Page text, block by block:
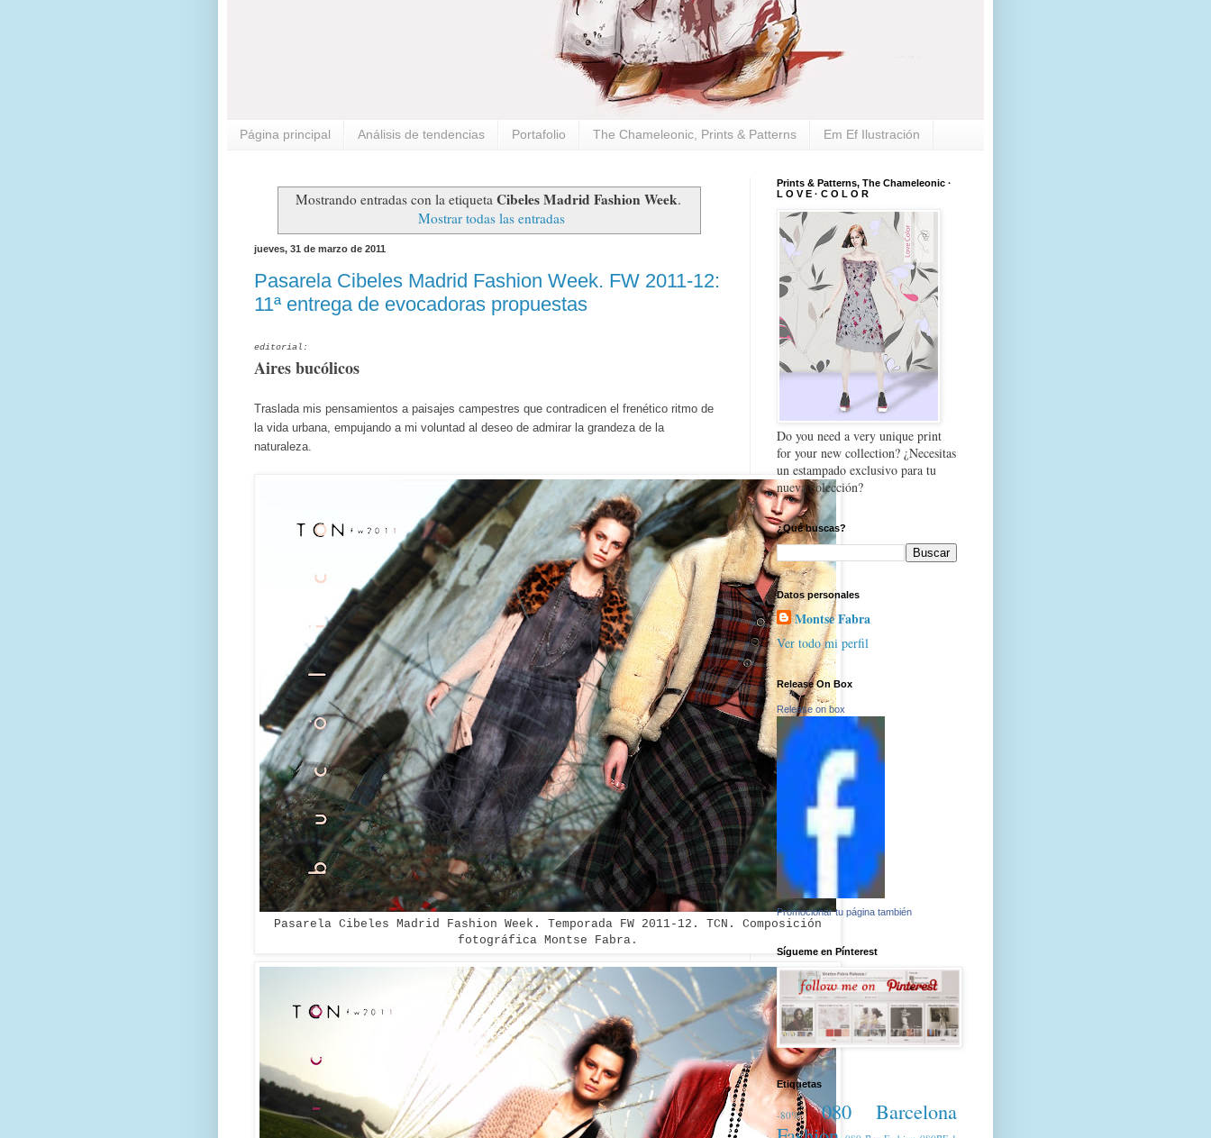
Página principal Análisis de tendencias Portafolio The Chameleonic, Prints & Patterns Em Ef Ilustración
Mostrando entradas con la etiqueta Cibeles Madrid Fashion Week.
Mostrar todas las entradas
jueves, 31 de marzo de 2011
Pasarela Cibeles Madrid Fashion Week. FW 2011-12:
11ª entrega de evocadoras propuestas
editorial:
Aires bucólicos
Traslada mis pensamientos a paisajes campestres que contradicen el frenético ritmo de
la vida urbana, empujando a mi voluntad al deseo de admirar la grandeza de la
naturaleza.
Pasarela Cibeles Madrid Fashion Week. Temporada FW 2011-12. TCN. Composición
fotográfica Montse Fabra .
Prints & Patterns, The Chameleonic ·
L O V E · C O L O R
Do you need a very unique print
for your new collection? ¿Necesitas
un estampado exclusivo para tu
nueva colección?
¿Qué buscas?
Datos personales
Montse Fabra
Ver todo mi perfil
Release On Box
Release on box
Promocionar tu página también
Sígueme en Pínterest
Etiquetas
-80%
080 Barcelona